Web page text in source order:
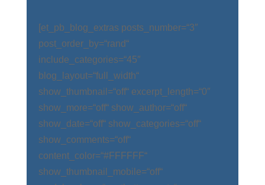
[et_pb_blog_extras posts_number=“3″
post_order_by=“rand“
include_categories=“45″
blog_layout=“full_width“
show_thumbnail=“off“ excerpt_length=“0″
show_more=“off“ show_author=“off“
show_date=“off“ show_categories=“off“
show_comments=“off“
content_color=“#FFFFFF“
show_thumbnail_mobile=“off“